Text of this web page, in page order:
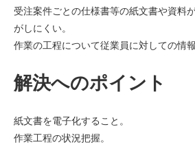
受注案件ごとの仕様書等の紙文書や資料
がしにくい。
作業の工程について従業員に対しての情
解決へのポイント
紙文書を電子化すること。
作業工程の状況把握。